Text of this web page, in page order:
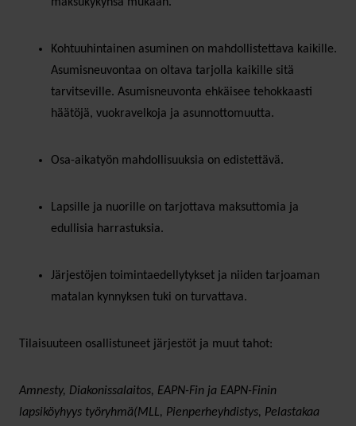
Kohtuuhintainen asuminen on mahdollistettava kaikille.
Asumisneuvontaa on oltava tarjolla kaikille sitä
tarvitseville. Asumisneuvonta ehkäisee tehokkaasti
häätöjä, vuokravelkoja ja asunnottomuutta.
Osa-aikatyön mahdollisuuksia on edistettävä.
Lapsille ja nuorille on tarjottava maksuttomia ja
edullisia harrastuksia.
Järjestöjen toimintaedellytykset ja niiden tarjoaman
matalan kynnyksen tuki on turvattava.
Tilaisuuteen osallistuneet järjestöt ja muut tahot:
Amnesty, Diakonissalaitos, EAPN-Fin ja EAPN-Finin
lapsiköyhyys työryhmä(MLL, Pienperheyhdistys, Pelastakaa